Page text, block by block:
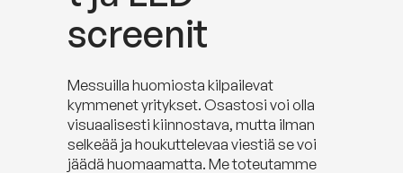
screenit
Messuilla huomiosta kilpailevat
kymmenet yritykset. Osastosi voi olla
visuaalisesti kiinnostava, mutta ilman
selkeää ja houkuttelevaa viestiä se voi
jäädä huomaamatta. Me toteutamme